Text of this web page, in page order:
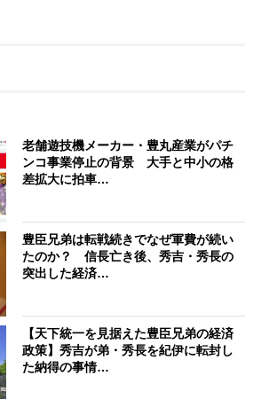
老舗遊技機メーカー・豊丸産業がパチ
ンコ事業停止の背景 大手と中小の格
差拡大に拍車…
豊臣兄弟は転戦続きでなぜ軍費が続い
たのか？ 信長亡き後、秀吉・秀長の
突出した経済…
【天下統一を見据えた豊臣兄弟の経済
政策】秀吉が弟・秀長を紀伊に転封し
た納得の事情…